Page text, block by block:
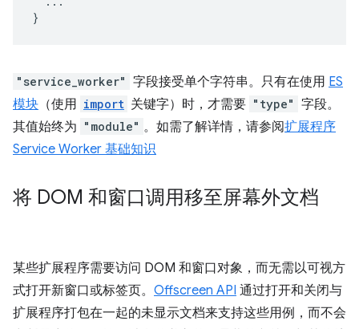
}
"service_worker" 字段接受单个字符串。只有在使用 ES
模块 （使用 import 关键字）时，才需要 "type" 字段。
其值始终为 "module" 。如需了解详情，请参阅扩展程序
Service Worker 基础知识
将 DOM 和窗口调用移至屏幕外文档
某些扩展程序需要访问 DOM 和窗口对象，而无需以可视方
式打开新窗口或标签页。 Offscreen API 通过打开和关闭与
扩展程序打包在一起的未显示文档来支持这些用例，而不会